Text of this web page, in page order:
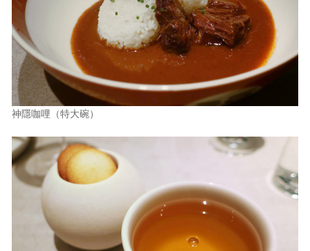
神隱咖哩（特大碗）